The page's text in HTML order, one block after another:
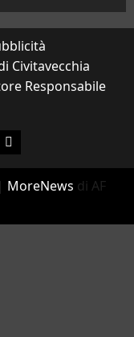
Civitavecchia
Responsabile
Email
| MoreNews di AF